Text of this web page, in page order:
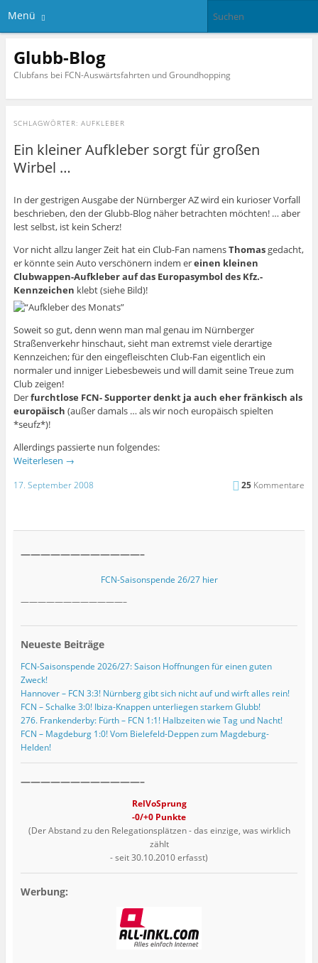
Menü
Glubb-Blog
Clubfans bei FCN-Auswärtsfahrten und Groundhopping
SCHLAGWÖRTER: AUFKLEBER
Ein kleiner Aufkleber sorgt für großen
Wirbel …
In der gestrigen Ausgabe der Nürnberger AZ wird ein kurioser Vorfall
beschrieben, den der Glubb-Blog näher betrachten möchten! … aber
lest selbst, ist kein Scherz!
Vor nicht allzu langer Zeit hat ein Club-Fan namensThomasgedacht,
er könnte sein Auto verschönern indem ereinen kleinen
Clubwappen-Aufkleber auf das Europasymbol des Kfz.-
Kennzeichen klebt (siehe Bild)!
Soweit so gut, denn wenn man mal genau im Nürnberger
Straßenverkehr hinschaut, sieht man extremst viele derartige
Kennzeichen; für den eingefleischten Club-Fan eigentlich ein
normaler und inniger Liebesbeweis und will damit seine Treue zum
Club zeigen!
Derfurchtlose FCN- Supporter denkt ja auch eher fränkisch als
europäisch (außer damals … als wir noch europäisch spielten
*seufz*)!
Allerdings passierte nun folgendes:
Weiterlesen →
17. September 2008 25 Kommentare
————————————–
FCN-Saisonspende 26/27 hier
————————————–
Neueste Beiträge
FCN-Saisonspende 2026/27: Saison Hoffnungen für einen guten
Zweck!
Hannover – FCN 3:3! Nürnberg gibt sich nicht auf und wirft alles rein!
FCN – Schalke 3:0! Ibiza-Knappen unterliegen starkem Glubb!
276. Frankenderby: Fürth – FCN 1:1! Halbzeiten wie Tag und Nacht!
FCN – Magdeburg 1:0! Vom Bielefeld-Deppen zum Magdeburg-
Helden!
————————————–
RelVoSprung
-0/+0 Punkte
(Der Abstand zu den Relegationsplätzen - das einzige, was wirklich
zählt
- seit 30.10.2010 erfasst)
Werbung: